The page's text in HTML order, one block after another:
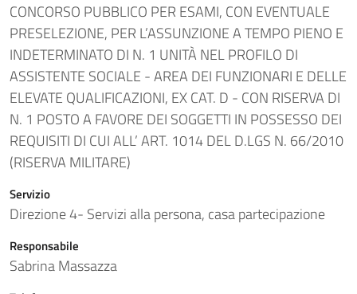
CONCORSO PUBBLICO PER ESAMI, CON EVENTUALE
PRESELEZIONE, PER L’ASSUNZIONE A TEMPO PIENO E
INDETERMINATO DI N. 1 UNITÀ NEL PROFILO DI
ASSISTENTE SOCIALE - AREA DEI FUNZIONARI E DELLE
ELEVATE QUALIFICAZIONI, EX CAT. D - CON RISERVA DI
N. 1 POSTO A FAVORE DEI SOGGETTI IN POSSESSO DEI
REQUISITI DI CUI ALL’ ART. 1014 DEL D.LGS N. 66/2010
(RISERVA MILITARE)
Servizio
Direzione 4- Servizi alla persona, casa partecipazione
Responsabile
Sabrina Massazza